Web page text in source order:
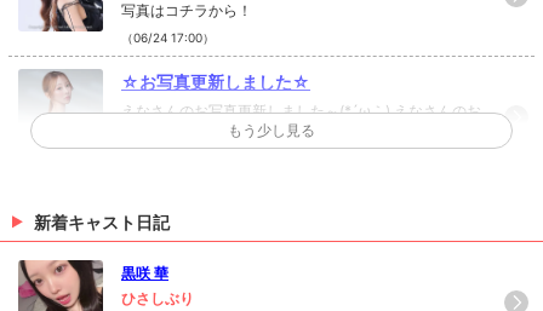
写真はコチラから！
（06/24 17:00）
☆お写真更新しました☆
えなさんのお写真更新しました～(*´ω｀) えなさんのお
写真はコチラから！
まひろさんのお写真更新しました(*´ω｀) まひろさんの
（06/10 17:00）
もう少し見る
新着キャスト日記
黒咲 華
ひさしぶり